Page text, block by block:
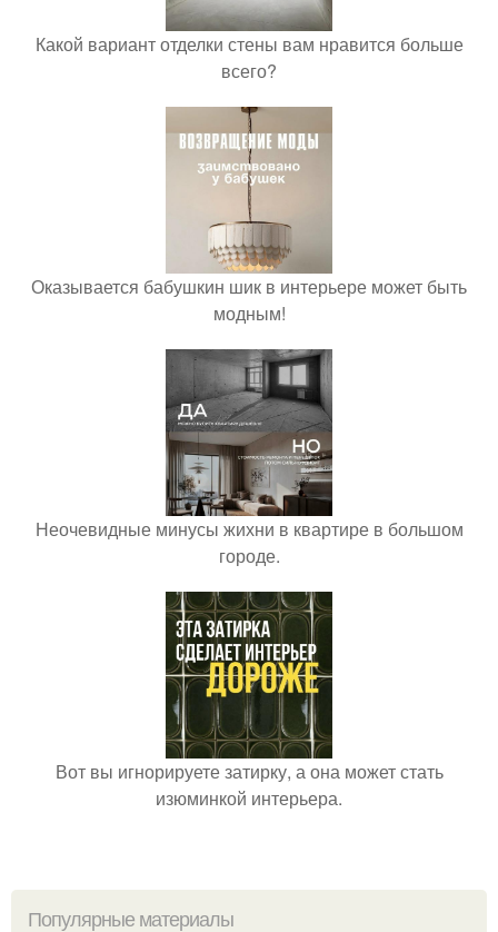
Какой вариант отделки стены вам нравится больше
всего?
Оказывается бабушкин шик в интерьере может быть
модным!
Неочевидные минусы жихни в квартире в большом
городе.
Вот вы игнорируете затирку, а она может стать
изюминкой интерьера.
Популярные материалы